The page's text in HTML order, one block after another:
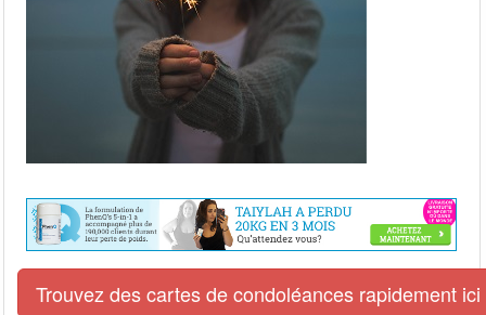
Trouvez des cartes de condoléances rapidement ici